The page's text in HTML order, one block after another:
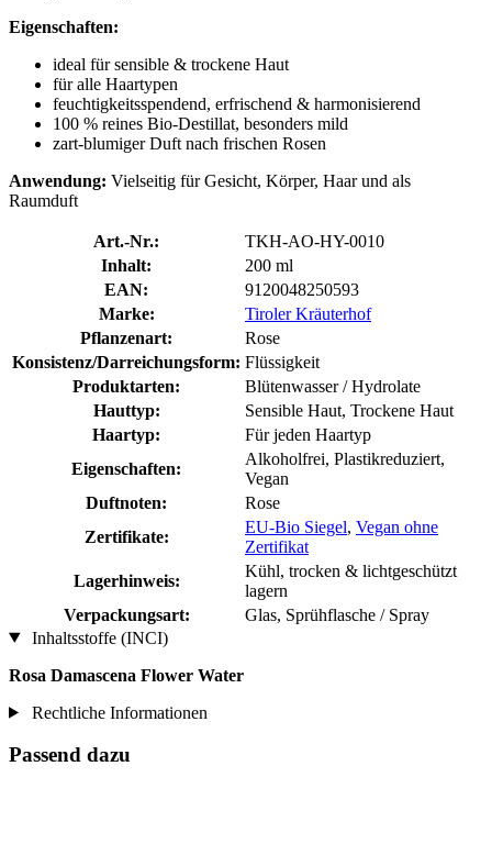
Eigenschaften:
ideal für sensible & trockene Haut
für alle Haartypen
feuchtigkeitsspendend, erfrischend & harmonisierend
100 % reines Bio-Destillat, besonders mild
zart-blumiger Duft nach frischen Rosen
Anwendung: Vielseitig für Gesicht, Körper, Haar und als
Raumduft
Art.-Nr.:
TKH-AO-HY-0010
Inhalt:
200 ml
EAN:
9120048250593
Marke:
Tiroler Kräuterhof
Pflanzenart:
Rose
Konsistenz/Darreichungsform: Flüssigkeit
Produktarten:
Blütenwasser / Hydrolate
Hauttyp:
Sensible Haut, Trockene Haut
Haartyp:
Für jeden Haartyp
Eigenschaften:
Alkoholfrei, Plastikreduziert,
Vegan
Duftnoten:
Rose
Zertifikate:
EU-Bio Siegel, Vegan ohne
Zertifikat
Lagerhinweis:
Kühl, trocken & lichtgeschützt
lagern
Verpackungsart:
Glas, Sprühflasche / Spray
Inhaltsstoffe (INCI)
Rosa Damascena Flower Water
Rechtliche Informationen
Passend dazu